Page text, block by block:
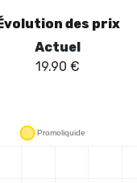
autonomie suffisante
et l'état de la batterie, un
soucieux de leur
Crown Bar Hyper Max
pour ceux qui
et performance.
des prix
Actuel
19.90 €